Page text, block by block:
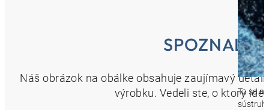
SPOZNALI
Náš obrázok na obálke obsahuje zaujímavý
výrobku. Vedeli ste, o ktorýTu sa